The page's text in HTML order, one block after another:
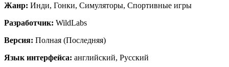
Жанр: Инди, Гонки, Симуляторы, Спортивные игры
Разработчик: WildLabs
Версия: Полная (Последняя)
Язык интерфейса: английский, Русский